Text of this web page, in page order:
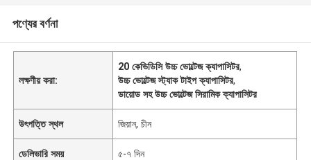
পণ্যের বর্ণনা
লক্ষণীয় করা:
20 কেভিডিসি উচ্চ ভোল্টেজ ক্যাপাসিটর,
উচ্চ ভোল্টেজ স্ট্যাক টাইপ ক্যাপাসিটর,
ডায়োড সহ উচ্চ ভোল্টেজ সিরামিক ক্যাপাসিটর
উৎপত্তি স্থল জিয়ান, চীন
ডেলিভারি সময় ৫-৭ দিন